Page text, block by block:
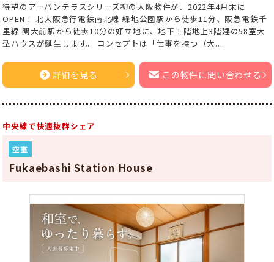
待望のアーバンテラスシリーズ初の大阪物件が、2022年4月末に
OPEN！ 北大阪急行電鉄南北線 緑地公園駅から徒歩11分、阪急電鉄千
里線 関大前駅から徒歩10分の好立地に、地下１階地上3階建の58室大
型ハウスが誕生します。 コンセプトは「仕事を持つ（大...
詳細を見る この物件に問い合わせる
中央線で快適抜群シェア
空室
Fukaebashi Station House